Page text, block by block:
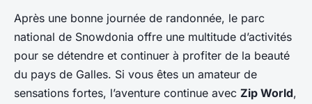
Après une bonne journée de randonnée, le parc
national de Snowdonia offre une multitude d’activités
pour se détendre et continuer à profiter de la beauté
du pays de Galles. Si vous êtes un amateur de
sensations fortes, l’aventure continue avec Zip World,